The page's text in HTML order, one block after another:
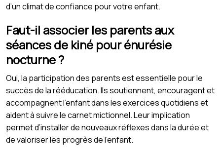
d’un climat de confiance pour votre enfant.
Faut-il associer les parents aux
séances de kiné pour énurésie
nocturne ?
Oui, la participation des parents est essentielle pour le
succès de la rééducation. Ils soutiennent, encouragent et
accompagnent l’enfant dans les exercices quotidiens et
aident à suivre le carnet mictionnel. Leur implication
permet d’installer de nouveaux réflexes dans la durée et
de valoriser les progrès de l’enfant.